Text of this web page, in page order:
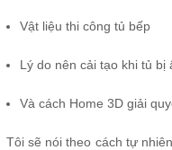
Vật liệu thi công tủ bếp
Lý do nên cải tạo khi tủ bị
Và cách Home 3D giải
Tôi sẽ nói theo cách tự